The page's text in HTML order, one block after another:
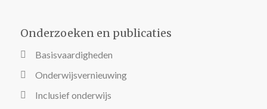
Onderzoeken en publicaties
Basisvaardigheden
Onderwijsvernieuwing
Inclusief onderwijs